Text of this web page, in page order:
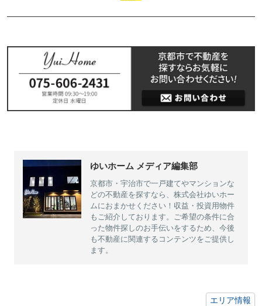
ゆいホーム メディア編集部
京都市・宇治市で一戸建てやマンションな
どの不動産を探すなら、株式会社ゆいホー
ムにおまかせください！収益・投資用物件
もご紹介しております。ご希望の条件に合
った物件探しのお手伝いをするため、今後
も不動産に関連するコンテンツをご提供し
ます。
エリア情報